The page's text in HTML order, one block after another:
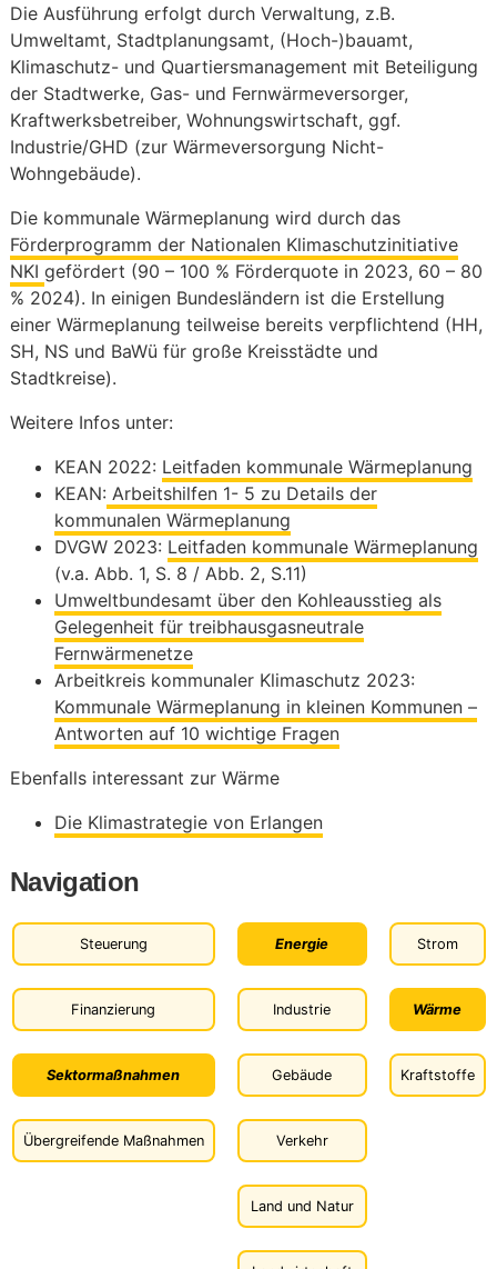
Die Ausführung erfolgt durch Verwaltung, z.B.
Umweltamt, Stadtplanungsamt, (Hoch-)bauamt,
Klimaschutz- und Quartiersmanagement mit Beteiligung
der Stadtwerke, Gas- und Fernwärmeversorger,
Kraftwerksbetreiber, Wohnungswirtschaft, ggf.
Industrie/GHD (zur Wärmeversorgung Nicht-
Wohngebäude).
Die kommunale Wärmeplanung wird durch das
Förderprogramm der Nationalen Klimaschutzinitiative
NKI gefördert (90 – 100 % Förderquote in 2023, 60 – 80
% 2024). In einigen Bundesländern ist die Erstellung
einer Wärmeplanung teilweise bereits verpflichtend (HH,
SH, NS und BaWü für große Kreisstädte und
Stadtkreise).
Weitere Infos unter:
KEAN 2022: Leitfaden kommunale Wärmeplanung
KEAN: Arbeitshilfen 1- 5 zu Details der
kommunalen Wärmeplanung
DVGW 2023: Leitfaden kommunale Wärmeplanung
(v.a. Abb. 1, S. 8 / Abb. 2, S.11)
Umweltbundesamt über den Kohleausstieg als
Gelegenheit für treibhausgasneutrale
Fernwärmenetze
Arbeitkreis kommunaler Klimaschutz 2023:
Kommunale Wärmeplanung in kleinen Kommunen –
Antworten auf 10 wichtige Fragen
Ebenfalls interessant zur Wärme
Die Klimastrategie von Erlangen
Navigation
Steuerung
Finanzierung
Sektormaßnahmen
Übergreifende Maßnahmen
Energie
Industrie
Gebäude
Verkehr
Land und Natur
Strom
Wärme
Kraftstoffe